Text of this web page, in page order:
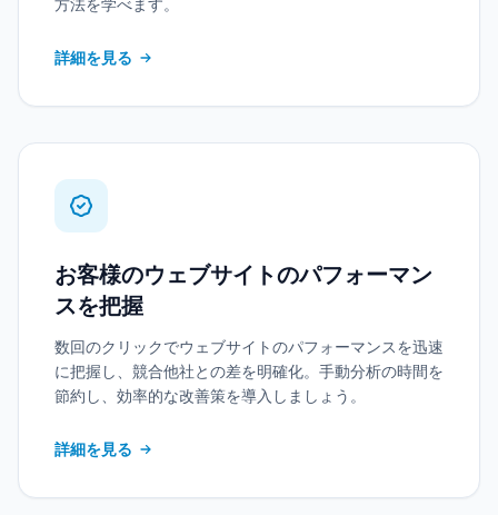
方法を学べます。
詳細を見る
お客様のウェブサイトのパフォーマン
スを把握
数回のクリックでウェブサイトのパフォーマンスを迅速
に把握し、競合他社との差を明確化。手動分析の時間を
節約し、効率的な改善策を導入しましょう。
詳細を見る